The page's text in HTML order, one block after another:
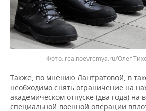
Фото: realnoevremya.ru/Олег
Также, по мнению Лантратовой, в
необходимо снять ограничение на
академическом отпуске (два года) на
специальной военной операции